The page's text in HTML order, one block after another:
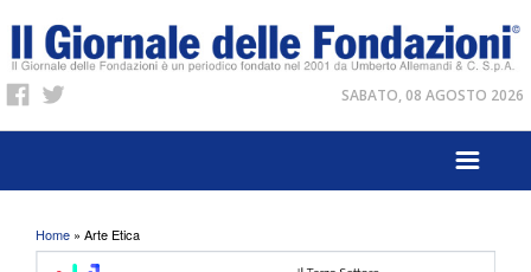
SABATO, 08 AGOSTO 2026
Tu sei qui
Home » Arte Etica